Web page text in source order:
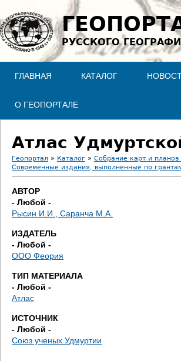
Jump to navigation
РУССКОГО
ГЛАВНАЯ КАТАЛОГ
О ГЕОПОРТАЛЕ
Атлас
В
ы
д
с
ь
Геопортал » Каталог » Собрание карт и
Современные издания, выполненные по
АВТОР
- Любой -
Рысин И.И., Саранча М.А.
ИЗДАТЕЛЬ
- Любой -
ООО Феория
ТИП МАТЕРИАЛА
- Любой -
Атлас
ИСТОЧНИК
- Любой -
Союз ученых Удмуртии